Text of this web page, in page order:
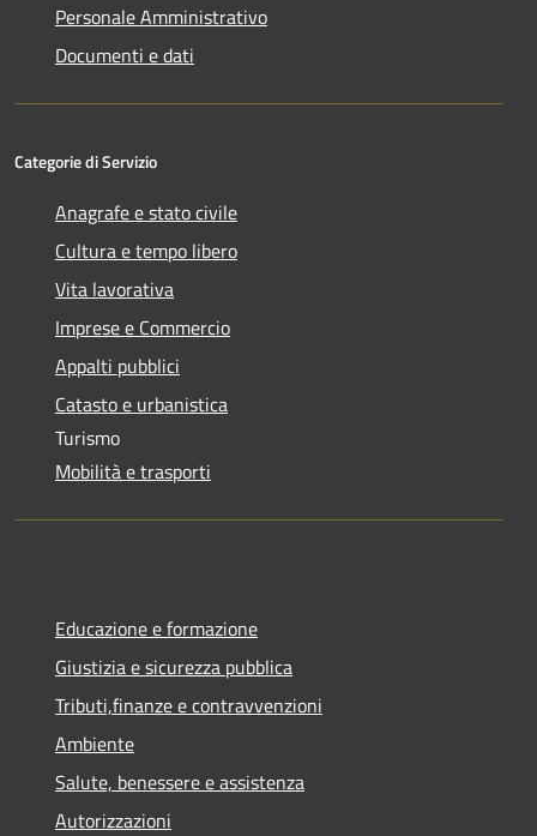
Personale Amministrativo
Documenti e dati
Categorie di Servizio
Anagrafe e stato civile
Cultura e tempo libero
Vita lavorativa
Imprese e Commercio
Appalti pubblici
Catasto e urbanistica
Turismo
Mobilità e trasporti
Educazione e formazione
Giustizia e sicurezza pubblica
Tributi,finanze e contravvenzioni
Ambiente
Salute, benessere e assistenza
Autorizzazioni